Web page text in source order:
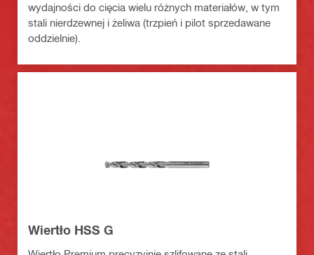
wydajności do cięcia wielu różnych materiałów, w tym
stali nierdzewnej i żeliwa (trzpień i pilot sprzedawane
oddzielnie).
Wiertło HSS G